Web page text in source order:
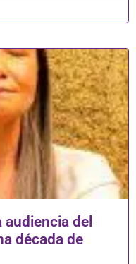
del
década de